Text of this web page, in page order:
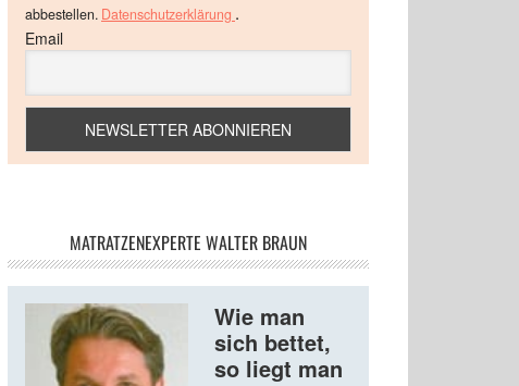
abbestellen. Datenschutzerklärung .
Email
MATRATZENEXPERTE WALTER BRAUN
Wie man
sich bettet,
so liegt man